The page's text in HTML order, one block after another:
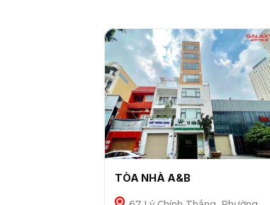
TÒA NHÀ A&B